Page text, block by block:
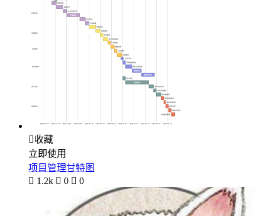
收藏
立即使用
项目管理甘特图
 1.2k  0  0